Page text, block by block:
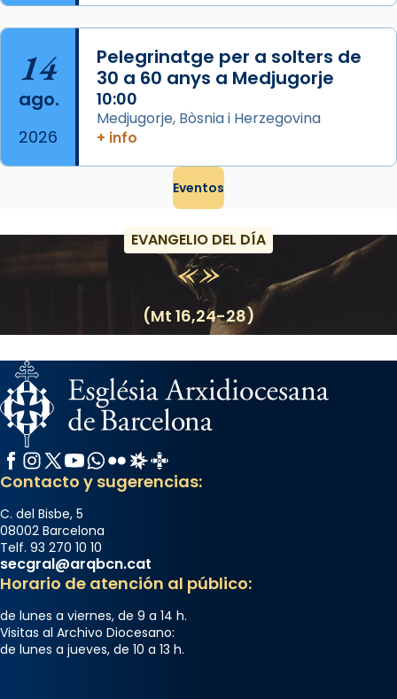
14
ago.
2026
Pelegrinatge per a solters de
30 a 60 anys a Medjugorje
10:00
Medjugorje, Bòsnia i Herzegovina
+ info
Eventos
EVANGELIO DEL DÍA
(Mt 16,24-28)
Facebook
Instagram
X / Twitter
YouTube
WhatsApp
FlickrRadio Estel
Catalunya Cristiana
Contacto y sugerencias:
C. del Bisbe, 5
08002 Barcelona
Telf. 93 270 10 10
secgral@arqbcn.cat
Horario de atención al público:
de lunes a viernes, de 9 a 14 h.
Visitas al Archivo Diocesano:
de lunes a jueves, de 10 a 13 h.